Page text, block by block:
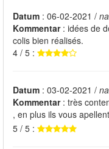
Datum : 06-02-2021 /
Kommentar: idées de
colis bien réalisés.
4 / 5 :
Datum : 03-02-2021 /
Kommentar: très
, en plus ils vous
5 / 5 :